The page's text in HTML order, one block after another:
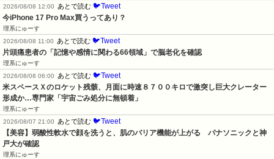
2026/08/08 12:00
あとで読む 🐦Tweet
今iPhone 17 Pro Max買うってあり？
理系にゅーす
2026/08/08 11:00
あとで読む 🐦Tweet
片頭痛患者の「記憶や感情に関わる66領域」で脳老化を確認
理系にゅーす
2026/08/08 06:00
あとで読む 🐦Tweet
米スペースＸのロケット残骸、月面に時速８７００キロで激突し巨大クレーター
形成か…専門家「宇宙ごみ処分に無頓着」
理系にゅーす
2026/08/07 21:00
あとで読む 🐦Tweet
【美容】弱酸性軟水で顔を洗うと、肌のバリア機能が上がる　パナソニックと神
戸大が確認
理系にゅーす